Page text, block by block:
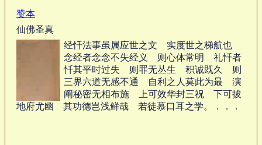
赞本
仙佛圣真
经忏法事虽属应世之文 实度世之梯航也
念经者念念不失经义 则心体常明 礼忏者
忏其平时过失 则罪无丛生 积诚既久 则
三界六道无感不通 自利之人莫此为最 演
阐秘密无相布施 上可效华封三祝 下可拔
地府尤幽 其功德岂浅鲜哉 若徒慕口耳之学。．．．